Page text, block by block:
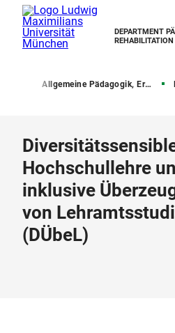
DEPARTMENT
REHABILITATION
Allgemeine Pädagogik, Erziehungs- und Sozialisationsforschung
Hochschullehre
inklusive
von
(DÜbeL)